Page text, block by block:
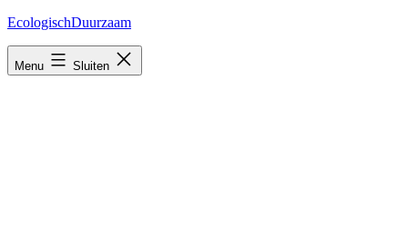
Ga
inhoud
EcologischDuurzaam
Menu Sluiten